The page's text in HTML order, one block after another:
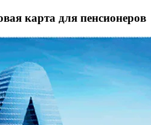
карта для пенсионеров